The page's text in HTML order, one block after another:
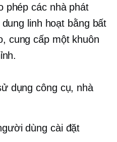
phép các nhà phát
linh hoạt bằng bất
cung cấp một khuôn
dụng công cụ, nhà
dùng cài đặt